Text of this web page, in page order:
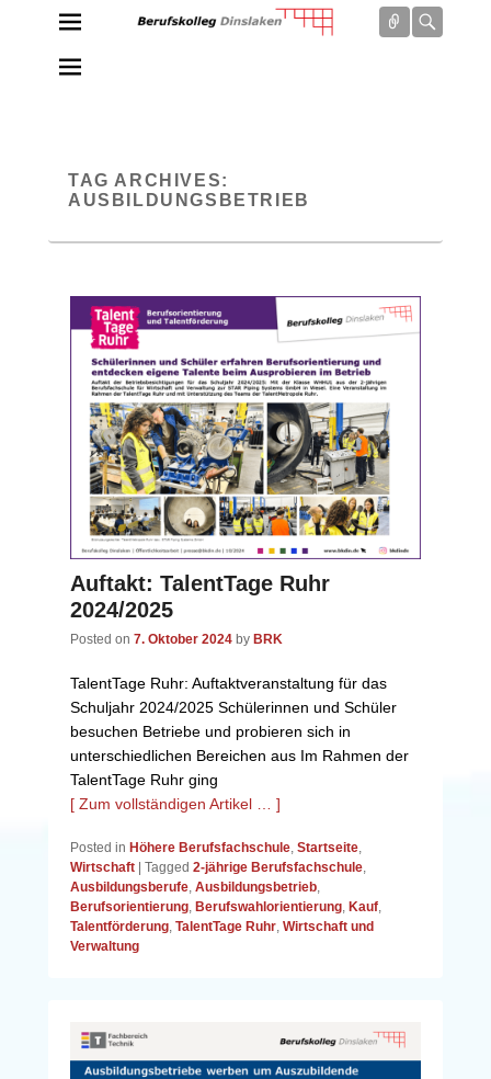
Connect
TAG ARCHIVES:
AUSBILDUNGSBETRIEB
Auftakt: TalentTage Ruhr
2024/2025
Posted on 7. Oktober 2024 by BRK
TalentTage Ruhr: Auftaktveranstaltung für das
Schuljahr 2024/2025 Schülerinnen und Schüler
besuchen Betriebe und probieren sich in
unterschiedlichen Bereichen aus Im Rahmen der
TalentTage Ruhr ging
[ Zum vollständigen Artikel … ]
Posted in Höhere Berufsfachschule, Startseite,
Wirtschaft
Tagged 2-jährige Berufsfachschule,
Ausbildungsberufe, Ausbildungsbetrieb,
Berufsorientierung, Berufswahlorientierung, Kauf,
Talentförderung, TalentTage Ruhr, Wirtschaft und
Verwaltung